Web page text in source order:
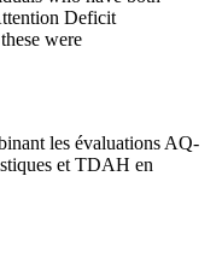
Deficit
were
les évaluations AQ-
et TDAH en